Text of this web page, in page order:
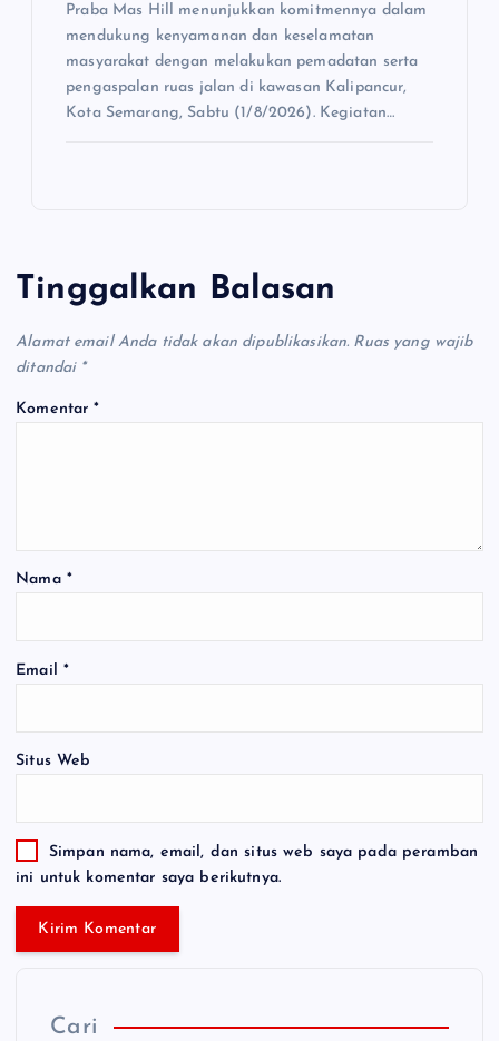
Praba Mas Hill menunjukkan komitmennya dalam
mendukung kenyamanan dan keselamatan
masyarakat dengan melakukan pemadatan serta
pengaspalan ruas jalan di kawasan Kalipancur,
Kota Semarang, Sabtu (1/8/2026). Kegiatan…
Tinggalkan Balasan
Alamat email Anda tidak akan dipublikasikan. Ruas yang wajib
ditandai *
Komentar*
Nama *
Email *
Situs Web
Simpan nama, email, dan situs web saya pada peramban
ini untuk komentar saya berikutnya.
Cari